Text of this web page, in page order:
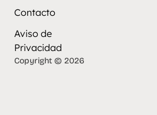
Contacto
Aviso de
Privacidad
Copyright © 2026